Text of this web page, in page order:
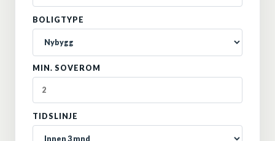
BOLIGTYPE
MIN. SOVEROM
TIDSLINJE